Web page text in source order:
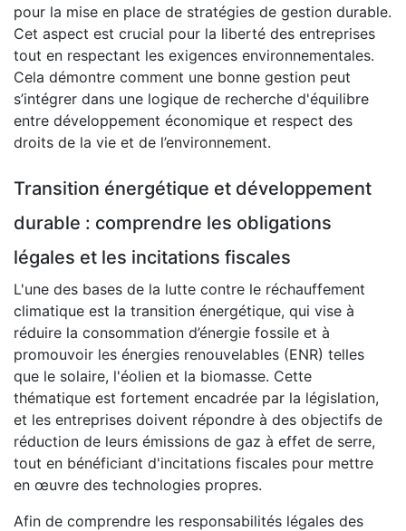
pour la mise en place de stratégies de gestion durable.
Cet aspect est crucial pour la liberté des entreprises
tout en respectant les exigences environnementales.
Cela démontre comment une bonne gestion peut
s’intégrer dans une logique de recherche d'équilibre
entre développement économique et respect des
droits de la vie et de l’environnement.
Transition énergétique et développement
durable : comprendre les obligations
légales et les incitations fiscales
L'une des bases de la lutte contre le réchauffement
climatique est la transition énergétique, qui vise à
réduire la consommation d’énergie fossile et à
promouvoir les énergies renouvelables (ENR) telles
que le solaire, l'éolien et la biomasse. Cette
thématique est fortement encadrée par la législation,
et les entreprises doivent répondre à des objectifs de
réduction de leurs émissions de gaz à effet de serre,
tout en bénéficiant d'incitations fiscales pour mettre
en œuvre des technologies propres.
Afin de comprendre les responsabilités légales des